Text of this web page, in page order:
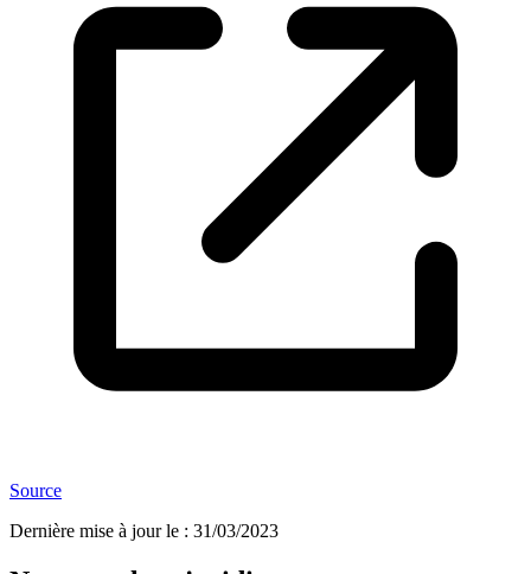
Source
Dernière mise à jour le : 31/03/2023